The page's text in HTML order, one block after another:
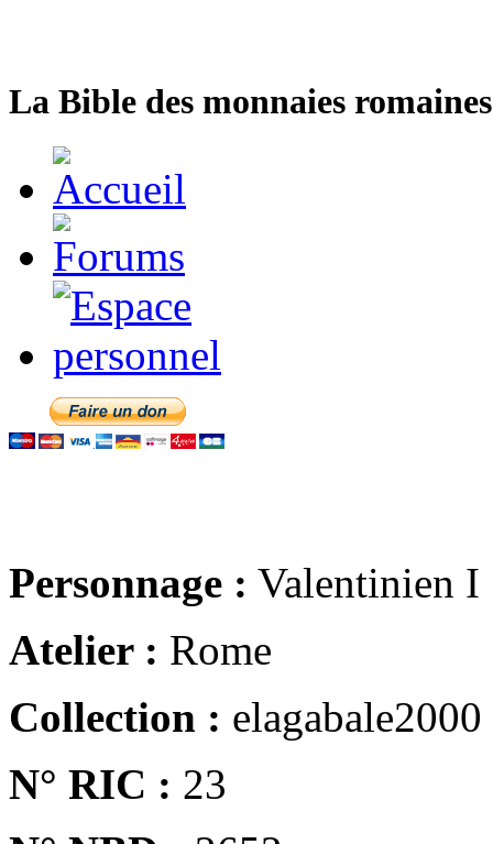
La Bible des monnaies
Personnage : Valentinien I
Atelier : Rome
Collection : elagabale2000
N° RIC : 23